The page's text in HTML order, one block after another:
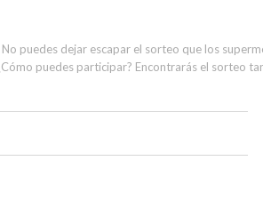
puedes dejar escapar el sorteo que los
puedes participar? Encontrarás el sorteo